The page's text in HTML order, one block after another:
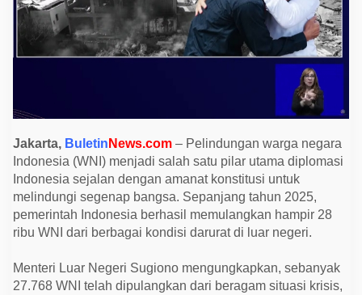
n
2
0
e
r
n
t
a
h
P
u
n
g
Jakarta, Buletin News.com – Pelindungan warga negara
Indonesia (WNI) menjadi salah satu pilar utama diplomasi
Indonesia sejalan dengan amanat konstitusi untuk
melindungi segenap bangsa. Sepanjang tahun 2025,
pemerintah Indonesia berhasil memulangkan hampir 28
ribu WNI dari berbagai kondisi darurat di luar negeri.
Menteri Luar Negeri Sugiono mengungkapkan, sebanyak
27.768 WNI telah dipulangkan dari beragam situasi krisis,